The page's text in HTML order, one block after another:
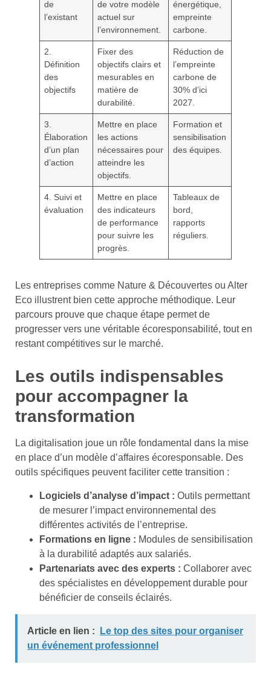
de
l’existant
de votre modèle
actuel sur
l’environnement.
énergétique,
empreinte
carbone.
2.
Définition
des
objectifs
Fixer des
objectifs clairs et
mesurables en
matière de
durabilité.
Réduction de
l’empreinte
carbone de
30% d’ici
2027.
3.
Élaboration
d’un plan
d’action
Mettre en place
les actions
nécessaires pour
atteindre les
objectifs.
Formation et
sensibilisation
des équipes.
4. Suivi et
évaluation
Mettre en place
des indicateurs
de performance
pour suivre les
progrès.
Tableaux de
bord,
rapports
réguliers.
Les entreprises comme Nature & Découvertes ou Alter
Eco illustrent bien cette approche méthodique. Leur
parcours prouve que chaque étape permet de
progresser vers une véritable écoresponsabilité, tout en
restant compétitives sur le marché.
Les outils indispensables
pour accompagner la
transformation
La digitalisation joue un rôle fondamental dans la mise
en place d’un modèle d’affaires écoresponsable. Des
outils spécifiques peuvent faciliter cette transition :
Logiciels d’analyse d’impact : Outils permettant
de mesurer l’impact environnemental des
différentes activités de l’entreprise.
Formations en ligne : Modules de sensibilisation
à la durabilité adaptés aux salariés.
Partenariats avec des experts : Collaborer avec
des spécialistes en développement durable pour
bénéficier de conseils éclairés.
Article en lien :
Le top des sites pour organiser
un événement professionnel